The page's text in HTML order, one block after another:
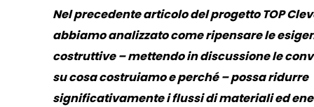
Nel precedente articolo del progetto TOP
abbiamo analizzato come ripensare le
costruttive – mettendo in discussione le
su cosa costruiamo e perché – possa ridurre
significativamente i flussi di materiali ed